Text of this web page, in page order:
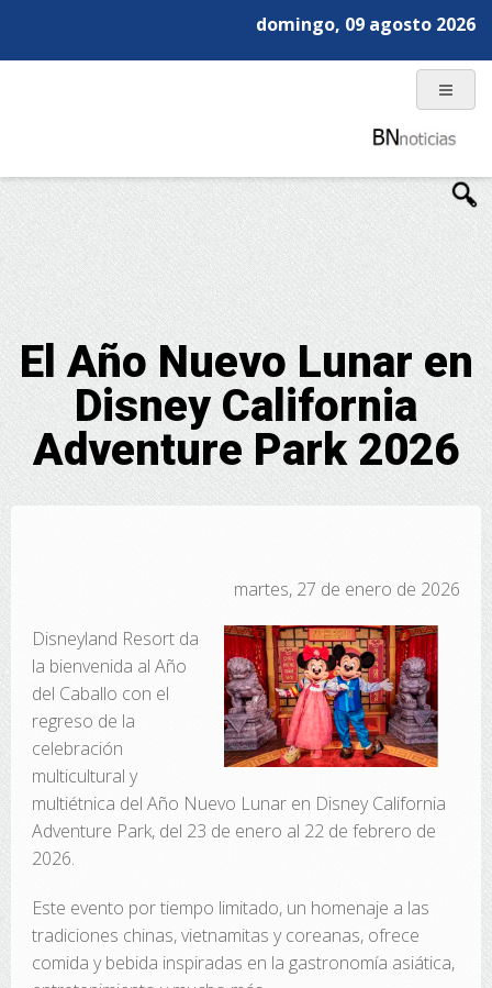
domingo, 09 agosto 2026
El Año Nuevo Lunar en
Disney California
Adventure Park 2026
martes, 27 de enero de 2026
Disneyland Resort da
la bienvenida al Año
del Caballo con el
regreso de la
celebración
multicultural y
multiétnica del Año Nuevo Lunar en Disney California
Adventure Park, del 23 de enero al 22 de febrero de
2026.
Este evento por tiempo limitado, un homenaje a las
tradiciones chinas, vietnamitas y coreanas, ofrece
comida y bebida inspiradas en la gastronomía asiática,